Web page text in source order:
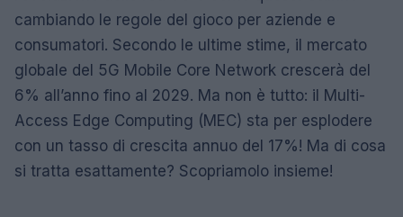
cambiando le regole del gioco per aziende e
consumatori. Secondo le ultime stime, il mercato
globale del 5G Mobile Core Network crescerà del
6% all’anno fino al 2029. Ma non è tutto: il Multi-
Access Edge Computing (MEC) sta per esplodere
con un tasso di crescita annuo del 17%! Ma di cosa
si tratta esattamente? Scopriamolo insieme!